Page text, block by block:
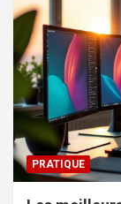
PRATIQUE